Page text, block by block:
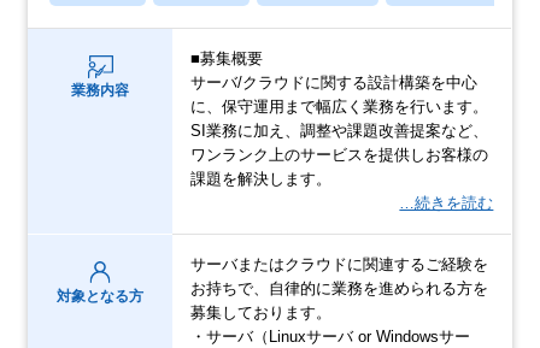
業務内容
■募集概要
サーバ/クラウドに関する設計構築を中心
に、保守運用まで幅広く業務を行います。
SI業務に加え、調整や課題改善提案など、
ワンランク上のサービスを提供しお客様の
課題を解決します。
…続きを読む
対象となる方
サーバまたはクラウドに関連するご経験を
お持ちで、自律的に業務を進められる方を
募集しております。
・サーバ（Linuxサーバ or Windowsサー